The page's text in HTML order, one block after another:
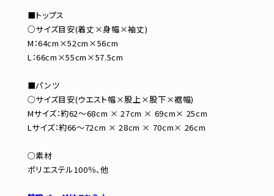
■トップス
○サイズ目安(着丈×身幅×袖丈)
M：64cm×52cm×56cm
L：66cm×55cm×57.5cm
■パンツ
○サイズ目安(ウエスト幅×股上×股下×裾幅)
Mサイズ：約62～68cm × 27cm × 69cm× 25cm
Lサイズ：約66～72cm × 28cm × 70cm× 26cm
○素材
ポリエステル100％、他